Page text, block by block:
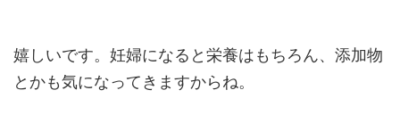
嬉しいです。妊婦になると栄養はもちろん、添加物
とかも気になってきますからね。